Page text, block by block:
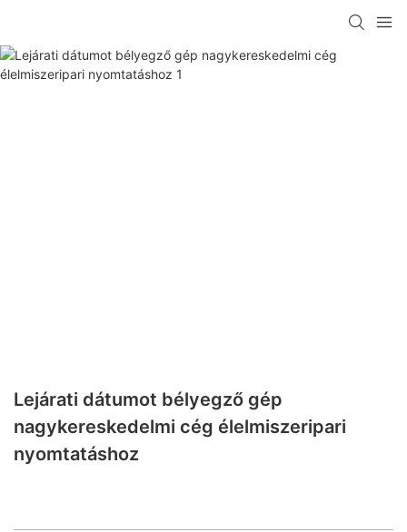
Lejárati dátumot bélyegző gép
nagykereskedelmi cég élelmiszeripari
nyomtatáshoz